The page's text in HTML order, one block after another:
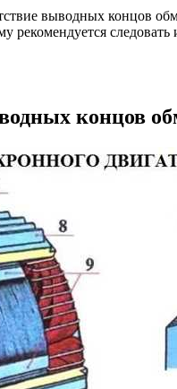
выводных концов
рекомендуется
концов